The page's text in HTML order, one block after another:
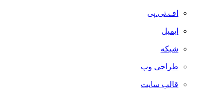
اف.تی.پی
ایمیل
شبکه
طراحی وب
قالب سایت